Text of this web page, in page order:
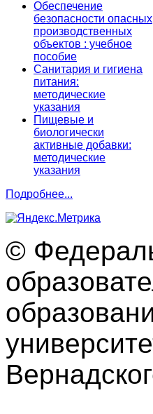
Обеспечение
безопасности опасных
производственных
объектов : учебное
пособие
Санитария и гигиена
питания:
методические
указания
Пищевые и
биологически
активные добавки:
методические
указания
Подробнее...
©